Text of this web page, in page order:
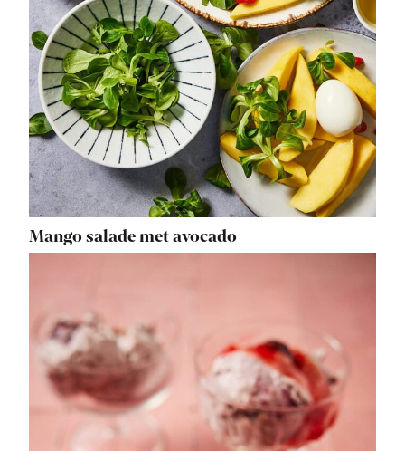
Mango salade met avocado